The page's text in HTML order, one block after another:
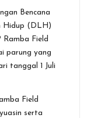
Bencana
Hidup (DLH)
Ramba Field
parung yang
tanggal 1 Juli
Field
serta